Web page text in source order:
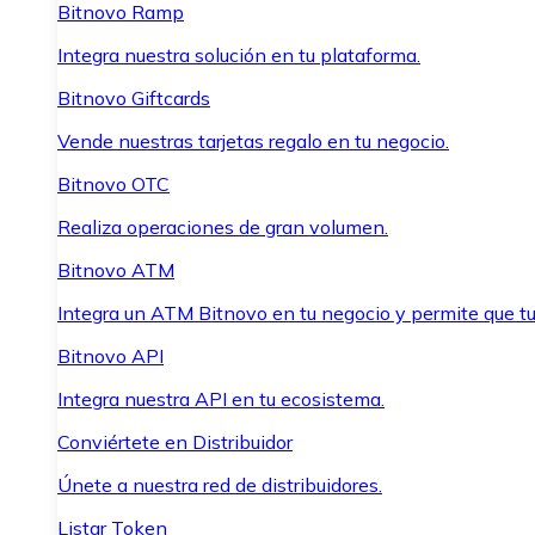
Bitnovo Ramp
Integra nuestra solución en tu plataforma.
Bitnovo Giftcards
Vende nuestras tarjetas regalo en tu negocio.
Bitnovo OTC
Realiza operaciones de gran volumen.
Bitnovo ATM
Integra un ATM Bitnovo en tu negocio y permite que
Bitnovo API
Integra nuestra API en tu ecosistema.
Conviértete en Distribuidor
Únete a nuestra red de distribuidores.
Listar Token